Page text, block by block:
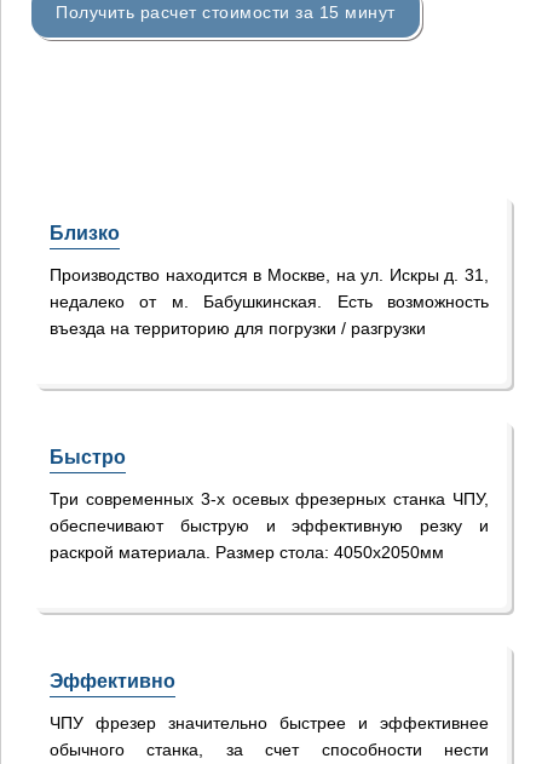
Получить расчет стоимости за 15 минут
Близко
Производство находится в Москве, на ул. Искры д. 31,
недалеко от м. Бабушкинская. Есть возможность
въезда на территорию для погрузки / разгрузки
Быстро
Три современных 3-х осевых фрезерных станка ЧПУ,
обеспечивают быструю и эффективную резку и
раскрой материала. Размер стола: 4050х2050мм
Эффективно
ЧПУ фрезер значительно быстрее и эффективнее
обычного станка, за счет способности нести